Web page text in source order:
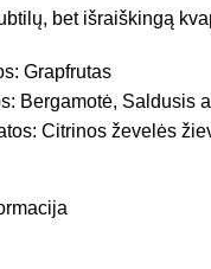
bet išraiškingą
Grapfrutas
Bergamotė, Saldusis
Citrinos ževelės